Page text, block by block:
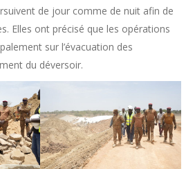
de jour comme de nuit afin de
Elles ont précisé que les opérations
sur l’évacuation des
du déversoir.